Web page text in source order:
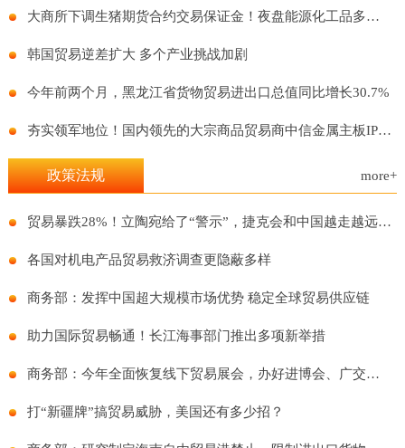
大商所下调生猪期货合约交易保证金！夜盘能源化工品多数上涨！
韩国贸易逆差扩大 多个产业挑战加剧
今年前两个月，黑龙江省货物贸易进出口总值同比增长30.7%
夯实领军地位！国内领先的大宗商品贸易商中信金属主板IPO再进一步
政策法规 more+
贸易暴跌28%！立陶宛给了“警示”，捷克会和中国越走越远么？
各国对机电产品贸易救济调查更隐蔽多样
商务部：发挥中国超大规模市场优势 稳定全球贸易供应链
助力国际贸易畅通！长江海事部门推出多项新举措
商务部：今年全面恢复线下贸易展会，办好进博会、广交会等重点展会
打“新疆牌”搞贸易威胁，美国还有多少招？